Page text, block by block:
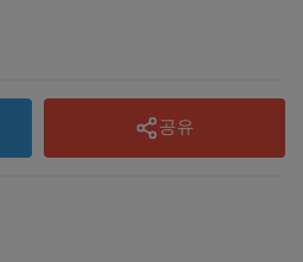
공유